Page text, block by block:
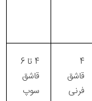
4
قاشق
فرنی
4 تا 6
قاشق
سوپ